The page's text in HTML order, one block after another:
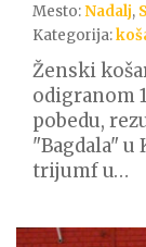
Mesto:Nadalj,
Kategorija:
Ženski
odigranom
pobedu,
"Bagdala" u
trijumf u…